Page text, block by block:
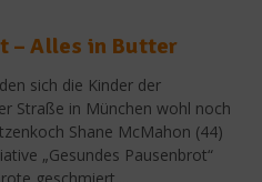
– Alles in Butter
sich die Kinder der
Straße in München wohl noch
Shane McMahon (44)
„Gesundes Pausenbrot“
geschmiert....